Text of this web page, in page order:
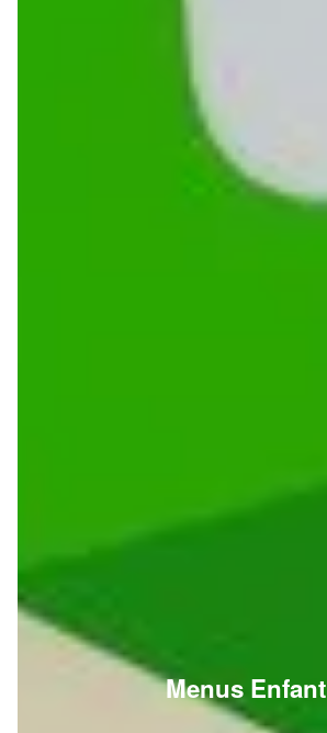
Menus Enfant